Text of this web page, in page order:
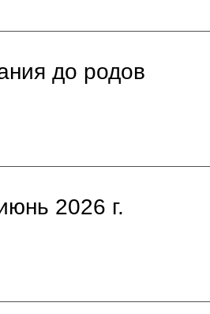
до родов
2026 г.